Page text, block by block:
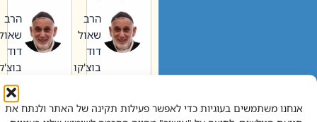
אנחנו משתמשים בעוגיות כדי לאפשר פעילות תקינה של האתר ולנתח את
הגדול לעם הרב
שאול
דוד
בוצ'קו
לשמוע קול תורה – מדרש
אליהו: בין
קנאות
הורסת
לקנאות
בונה
הרב
שאול
דוד
בוצ'קו
לשמוע קול